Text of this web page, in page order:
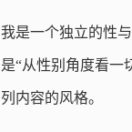
我是一个独立的性
是“从性别角度看一
列内容的风格。